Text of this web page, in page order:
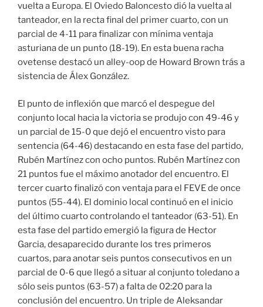
vuelta a Europa. El Oviedo Baloncesto dió la vuelta al
tanteador, en la recta final del primer cuarto, con un
parcial de 4-11 para finalizar con mínima ventaja
asturiana de un punto (18-19). En esta buena racha
ovetense destacó un alley-oop de Howard Brown trás a
sistencia de Álex González.
El punto de inflexión que marcó el despegue del
conjunto local hacia la victoria se produjo con 49-46 y
un parcial de 15-0 que dejó el encuentro visto para
sentencia (64-46) destacando en esta fase del partido,
Rubén Martínez con ocho puntos. Rubén Martínez con
21 puntos fue el máximo anotador del encuentro. El
tercer cuarto finalizó con ventaja para el FEVE de once
puntos (55-44). El dominio local continuó en el inicio
del último cuarto controlando el tanteador (63-51). En
esta fase del partido emergió la figura de Hector
Garcia, desaparecido durante los tres primeros
cuartos, para anotar seis puntos consecutivos en un
parcial de 0-6 que llegó a situar al conjunto toledano a
sólo seis puntos (63-57) a falta de 02:20 para la
conclusión del encuentro. Un triple de Aleksandar